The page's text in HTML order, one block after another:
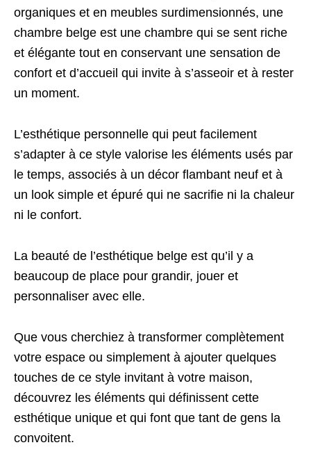
organiques et en meubles surdimensionnés, une
chambre belge est une chambre qui se sent riche
et élégante tout en conservant une sensation de
confort et d’accueil qui invite à s’asseoir et à rester
un moment.
L’esthétique personnelle qui peut facilement
s’adapter à ce style valorise les éléments usés par
le temps, associés à un décor flambant neuf et à
un look simple et épuré qui ne sacrifie ni la chaleur
ni le confort.
La beauté de l’esthétique belge est qu’il y a
beaucoup de place pour grandir, jouer et
personnaliser avec elle.
Que vous cherchiez à transformer complètement
votre espace ou simplement à ajouter quelques
touches de ce style invitant à votre maison,
découvrez les éléments qui définissent cette
esthétique unique et qui font que tant de gens la
convoitent.